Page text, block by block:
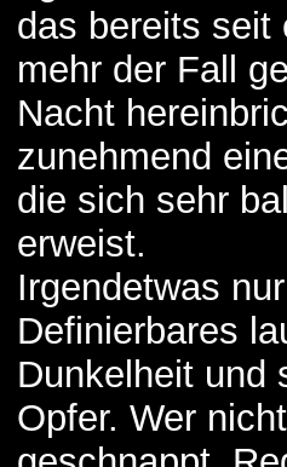
das bereits seit
mehr der Fall
Nacht
zunehmend
die sich sehr
erweist.
Irgendetwas
Definierbares
Dunkelheit und
Opfer. Wer